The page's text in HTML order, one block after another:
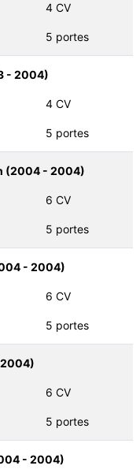
4 CV
5 portes
- 2004)
4 CV
5 portes
(2004 - 2004)
6 CV
5 portes
- 2004)
6 CV
5 portes
2004)
6 CV
5 portes
- 2004)